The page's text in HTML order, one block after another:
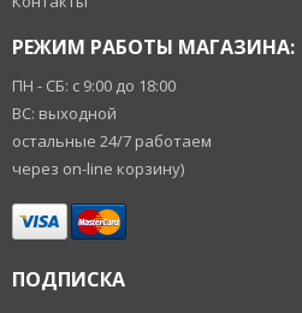
РЕЖИМ РАБОТЫ МАГАЗИНА:
ПН - СБ: с 9:00 до 18:00
ВС: выходной
остальные 24/7 работаем
через on-line корзину)
ПОДПИСКА